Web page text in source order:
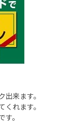
来ます。
れます。
。